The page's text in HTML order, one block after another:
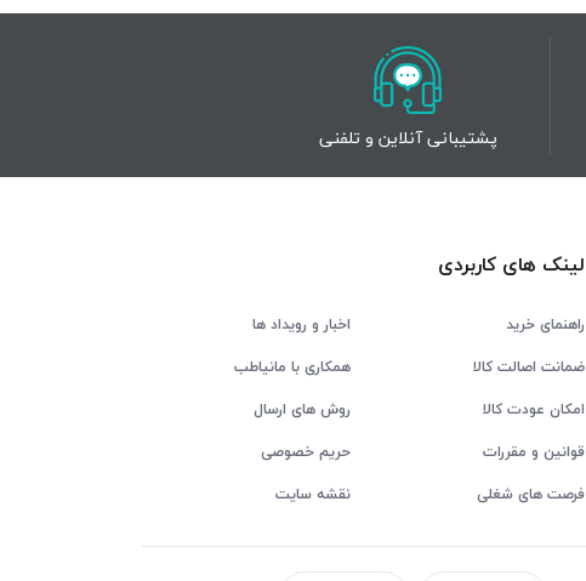
پشتیبانی آنلاین و تلفنی
لینک های کاربردی
راهنمای خرید
اخبار و رویداد ها
ضمانت اصالت کالا
همکاری با مانیاطب
امکان عودت کالا
روش های ارسال
قوانین و مقررات
حریم خصوصی
فرصت های شغلی
نقشه سایت